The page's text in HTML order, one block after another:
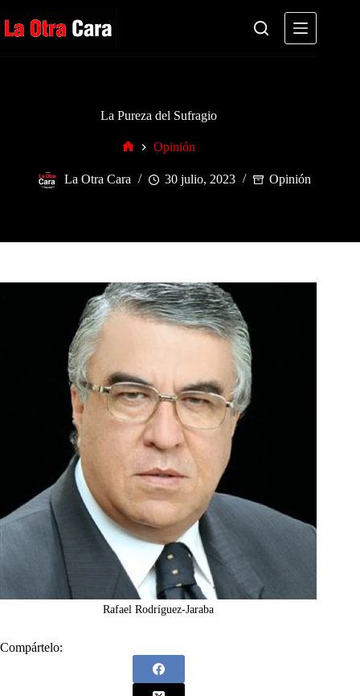
al
contenido
La Pureza del Sufragio
Opinión
La Otra Cara 30 julio, 2023 Opinión
Rafael Rodríguez-Jaraba
Compártelo: